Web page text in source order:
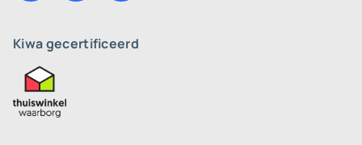
Kiwa gecertificeerd